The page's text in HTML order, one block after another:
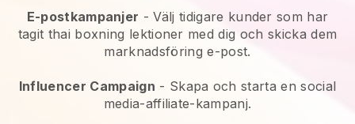
E-postkampanjer -Välj tidigare kunder som har
tagit thai boxning lektioner med dig och skicka dem
marknadsföring e-post.
Influencer Campaign - Skapa och starta en social
media-affiliate-kampanj.